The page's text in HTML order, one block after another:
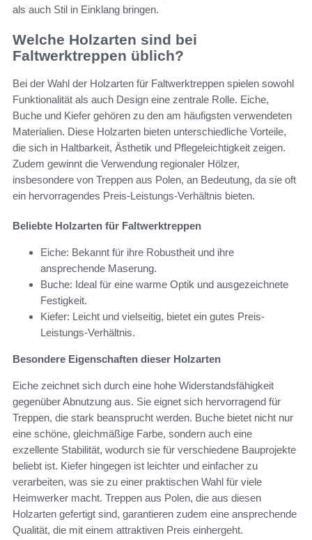
als auch Stil in Einklang bringen.
Welche Holzarten sind bei
Faltwerktreppen üblich?
Bei der Wahl der Holzarten für Faltwerktreppen spielen sowohl
Funktionalität als auch Design eine zentrale Rolle. Eiche,
Buche und Kiefer gehören zu den am häufigsten verwendeten
Materialien. Diese Holzarten bieten unterschiedliche Vorteile,
die sich in Haltbarkeit, Ästhetik und Pflegeleichtigkeit zeigen.
Zudem gewinnt die Verwendung regionaler Hölzer,
insbesondere von Treppen aus Polen, an Bedeutung, da sie oft
ein hervorragendes Preis-Leistungs-Verhältnis bieten.
Beliebte Holzarten für Faltwerktreppen
Eiche: Bekannt für ihre Robustheit und ihre
ansprechende Maserung.
Buche: Ideal für eine warme Optik und ausgezeichnete
Festigkeit.
Kiefer: Leicht und vielseitig, bietet ein gutes Preis-
Leistungs-Verhältnis.
Besondere Eigenschaften dieser Holzarten
Eiche zeichnet sich durch eine hohe Widerstandsfähigkeit
gegenüber Abnutzung aus. Sie eignet sich hervorragend für
Treppen, die stark beansprucht werden. Buche bietet nicht nur
eine schöne, gleichmäßige Farbe, sondern auch eine
exzellente Stabilität, wodurch sie für verschiedene Bauprojekte
beliebt ist. Kiefer hingegen ist leichter und einfacher zu
verarbeiten, was sie zu einer praktischen Wahl für viele
Heimwerker macht. Treppen aus Polen, die aus diesen
Holzarten gefertigt sind, garantieren zudem eine ansprechende
Qualität, die mit einem attraktiven Preis einhergeht.